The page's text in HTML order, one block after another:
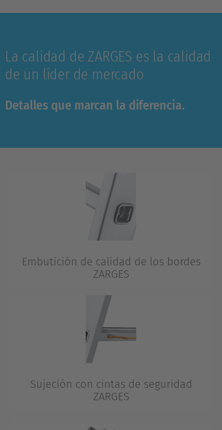
La calidad de ZARGES es la calidad
de un líder de mercado
Detalles que marcan la diferencia.
Embutición de calidad de los bordes
ZARGES
una ampliación múltiple. Tensión de ambas paredes de
larguero en caso de un ajuste mínimo a hendiduras.
Una embutición modificada de forma óptima para que
no se formen grietas.
Sujeción con cintas de seguridad
ZARGES
para la capacidad de resistencia permanente de este